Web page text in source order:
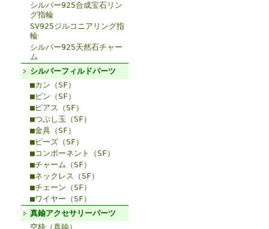
シルバー925合成宝石リン
グ指輪
SV925ジルコニアリング指
輪
シルバー925天然石チャー
ム
シルバーフィルドパーツ
■カン（SF）
■ピン（SF）
■ピアス（SF）
■つぶし玉（SF）
■金具（SF）
■ビーズ（SF）
■コンポーネント（SF）
■チャーム（SF）
■ネックレス（SF）
■チェーン（SF）
■ワイヤー（SF）
真鍮アクセサリーパーツ
空枠（真鍮）